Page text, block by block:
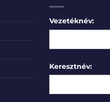
Vezetéknév:
Keresztnév: